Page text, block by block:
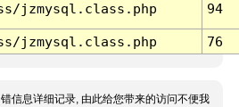
jzmysql.class.php 94
jzmysql.class.php 76
信息详细记录, 由此给您带来的访问不便我